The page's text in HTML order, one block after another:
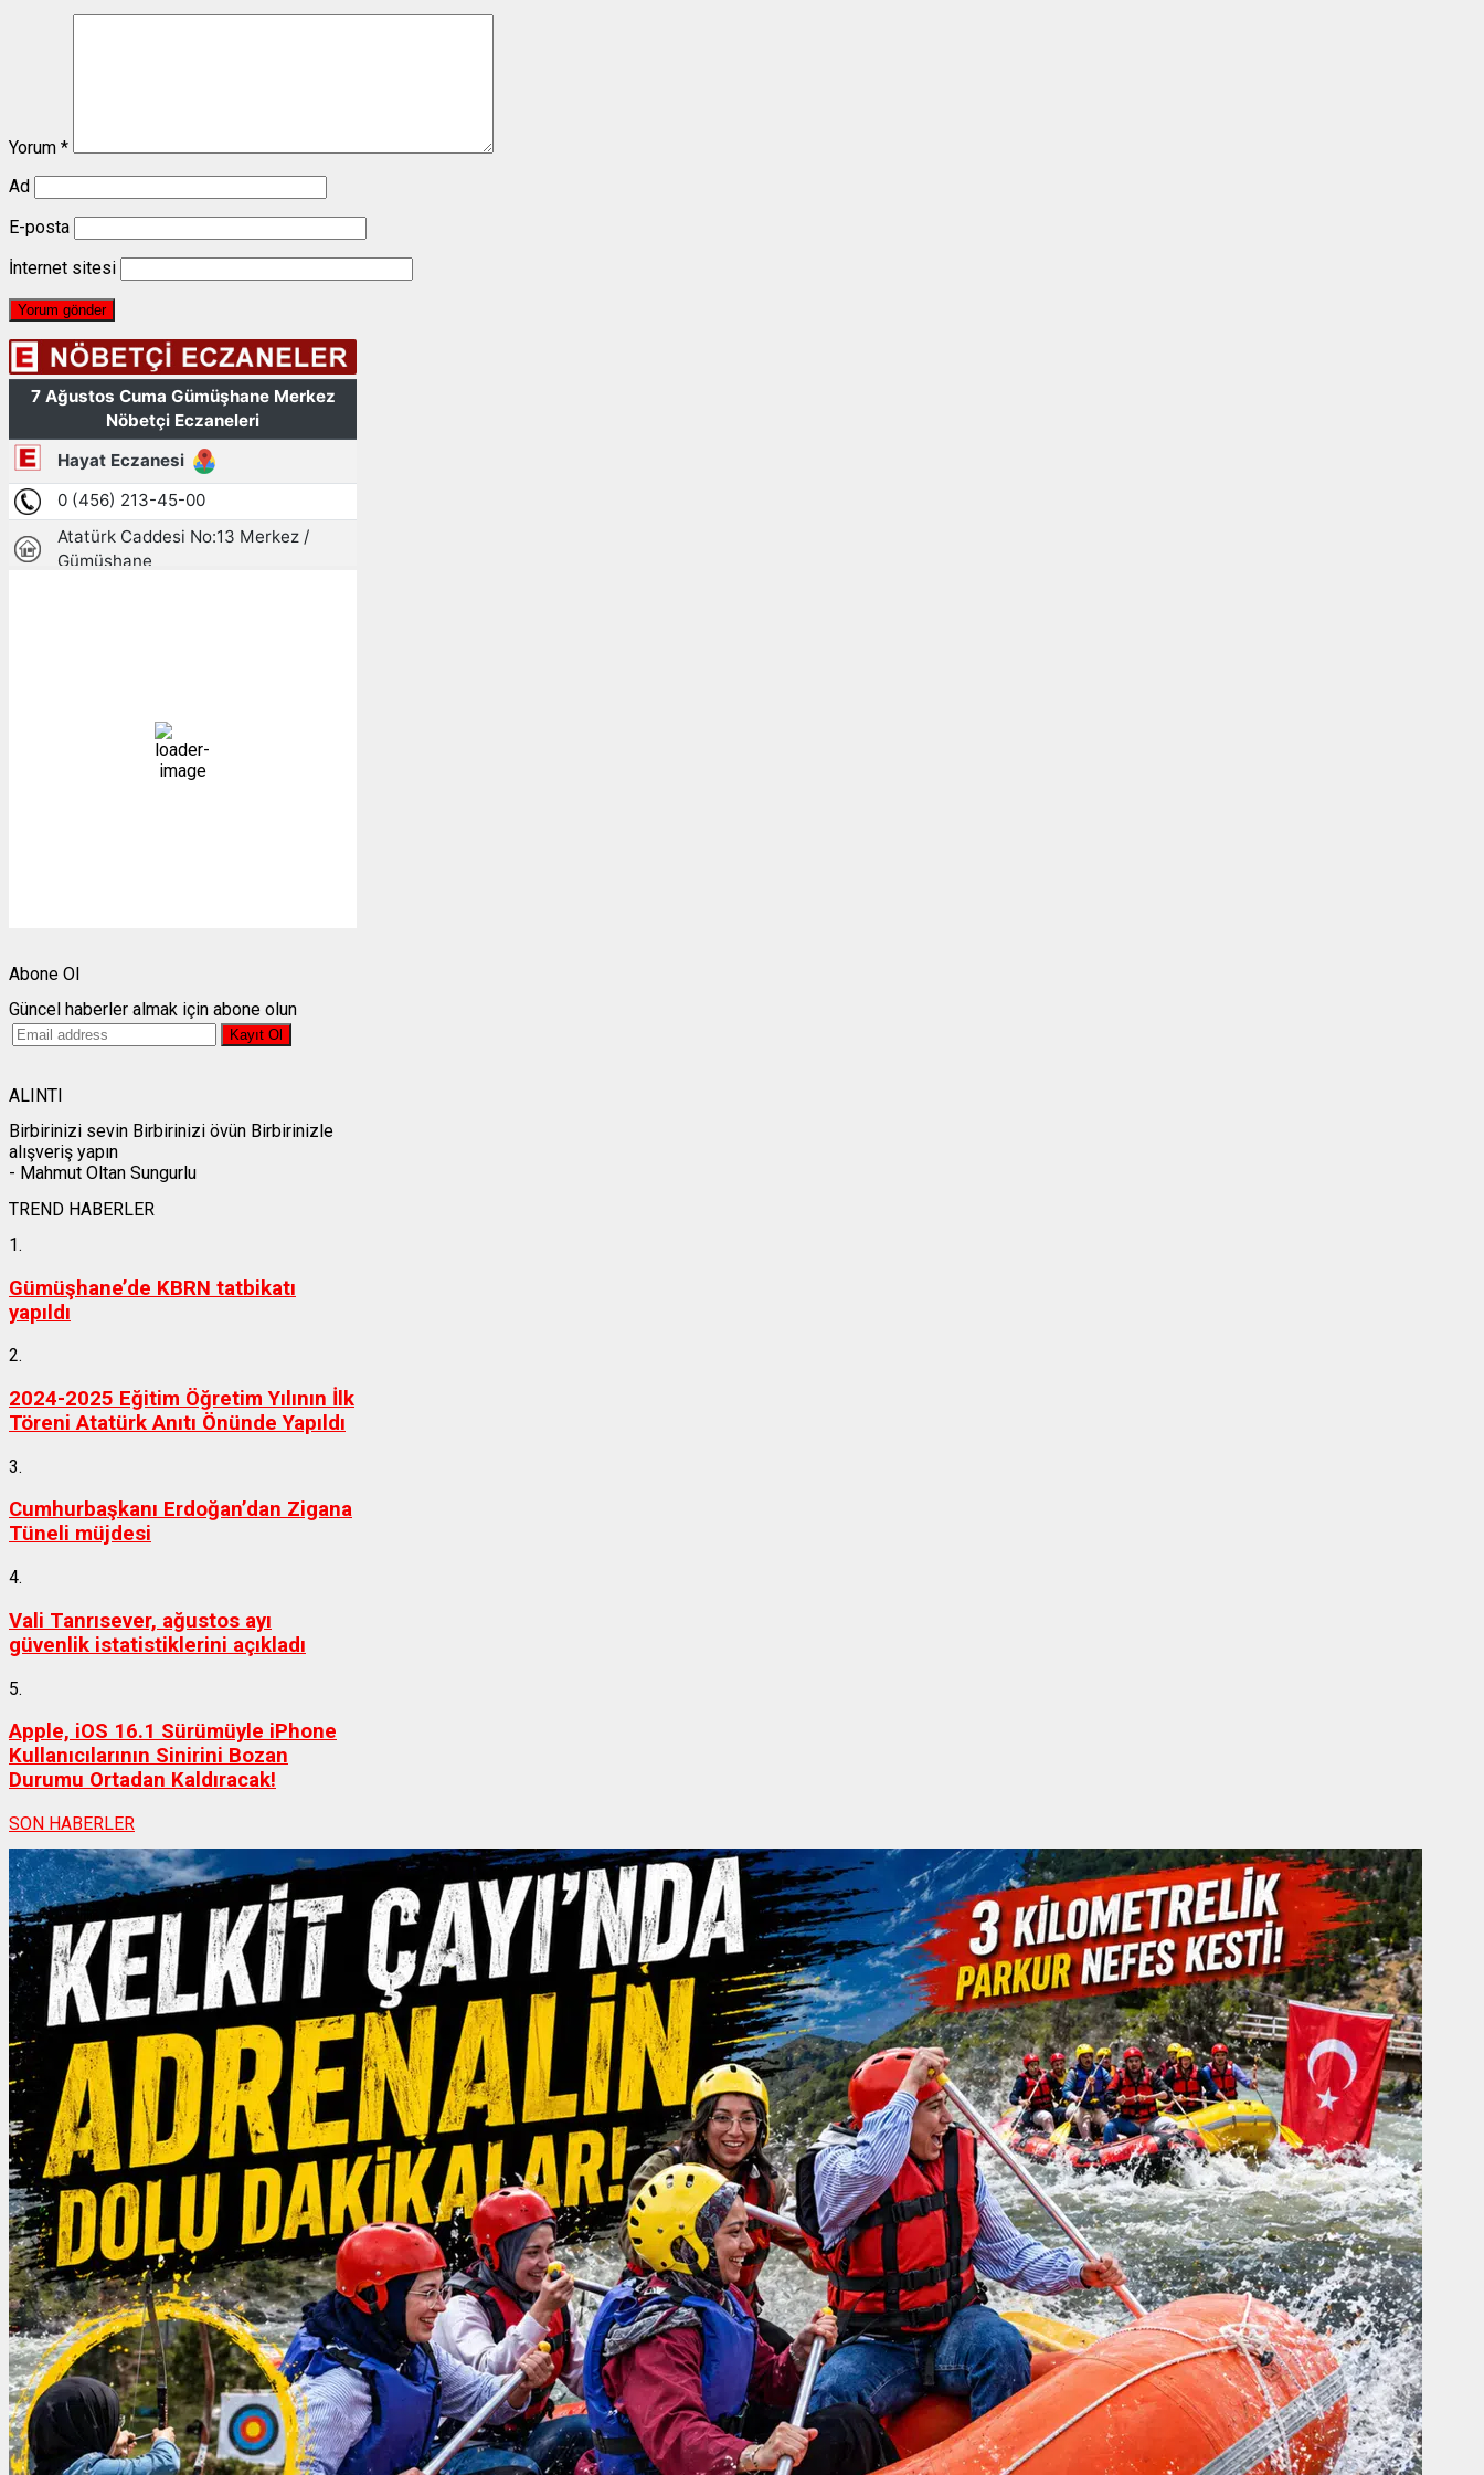
Yorum *
Ad
E-posta
İnternet sitesi
20 %
1004 mb
Abone Ol
Güncel haberler almak için abone olun
ALINTI
Birbirinizi sevin Birbirinizi övün Birbirinizle
alışveriş yapın
- Mahmut Oltan Sungurlu
TREND HABERLER
1.
Gümüşhane’de KBRN tatbikatı
yapıldı
2.
2024-2025 Eğitim Öğretim Yılının İlk
Töreni Atatürk Anıtı Önünde Yapıldı
3.
Cumhurbaşkanı Erdoğan’dan Zigana
Tüneli müjdesi
4.
Vali Tanrısever, ağustos ayı
güvenlik istatistiklerini açıkladı
5.
Apple, iOS 16.1 Sürümüyle iPhone
Kullanıcılarının Sinirini Bozan
Durumu Ortadan Kaldıracak!
SON HABERLER